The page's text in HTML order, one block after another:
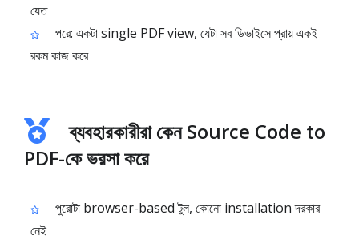
যেত
পরে: একটা single PDF view, যেটা সব ডিভাইসে প্রায় একই
রকম কাজ করে
ব্যবহারকারীরা কেন Source Code to
PDF-কে ভরসা করে
পুরোটা browser-based টুল, কোনো installation দরকার
নেই